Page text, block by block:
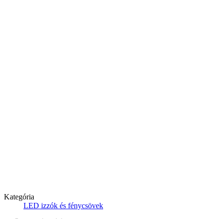
Kategória
LED izzók és fénycsövek